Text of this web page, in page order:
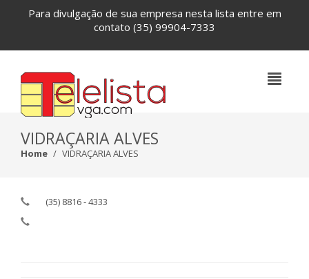
Para divulgação de sua empresa nesta lista entre em
contato (35) 99904-7333
VIDRAÇARIA ALVES
Home VIDRAÇARIA ALVES
(35) 8816 - 4333